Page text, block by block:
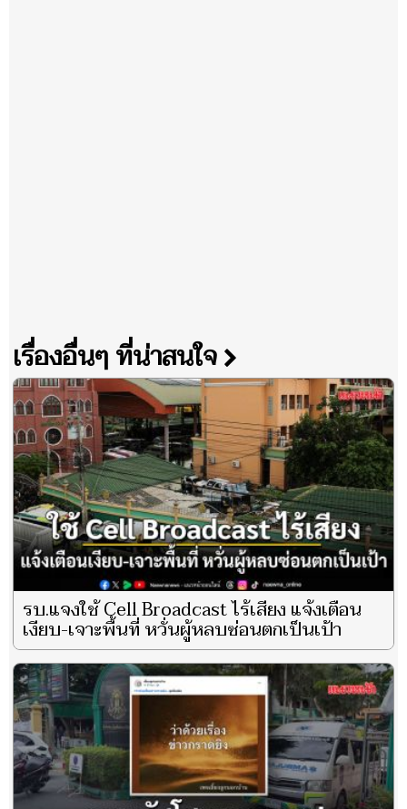
เรื่องอื่นๆ ที่น่าสนใจ
รบ.แจงใช้ Cell Broadcast ไร้เสียง แจ้งเตือน
เงียบ-เจาะพื้นที่ หวั่นผู้หลบซ่อนตกเป็นเป้า